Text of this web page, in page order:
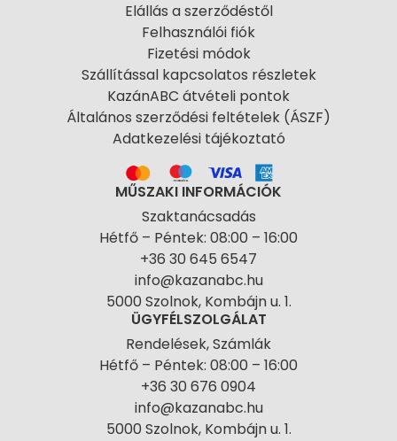
Elállás a szerződéstől
Felhasználói fiók
Fizetési módok
Szállítással kapcsolatos részletek
KazánABC átvételi pontok
Általános szerződési feltételek (ÁSZF)
Adatkezelési tájékoztató
MŰSZAKI INFORMÁCIÓK
Szaktanácsadás
Hétfő – Péntek: 08:00 – 16:00
+36 30 645 6547
info@kazanabc.hu
5000 Szolnok, Kombájn u. 1.
ÜGYFÉLSZOLGÁLAT
Rendelések, Számlák
Hétfő – Péntek: 08:00 – 16:00
+36 30 676 0904
info@kazanabc.hu
5000 Szolnok, Kombájn u. 1.